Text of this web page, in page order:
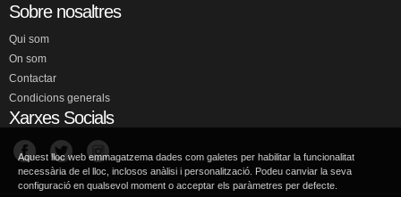
Sobre nosaltres
Qui som
On som
Contactar
Condicions generals
Xarxes Socials
Aquest lloc web emmagatzema dades com galetes per habilitar la funcionalitat
necessària de el lloc, inclosos anàlisi i personalització. Podeu canviar la seva
configuració en qualsevol moment o acceptar els paràmetres per defecte.